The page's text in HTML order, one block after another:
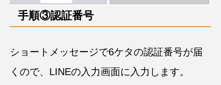
手順③認証番号
ショートメッセージで6ケタの認証番号が届
くので、LINEの入力画面に入力します。